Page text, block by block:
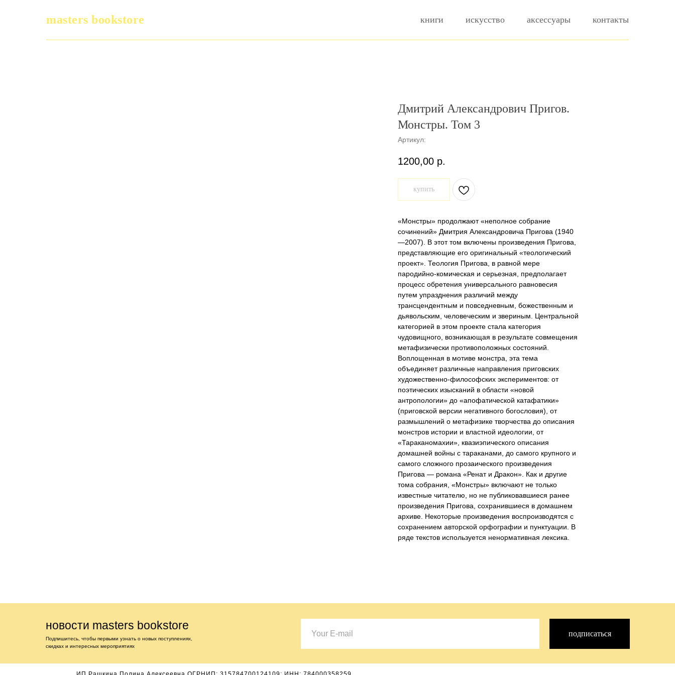
masters bookstore книги искусство аксессуары контакты
Дмитрий Александрович Пригов.
Монстры. Том 3
Артикул:
1200,00 р.
купить
«Монстры» продолжают «неполное собрание
сочинений» Дмитрия Александровича Пригова (1940
—2007). В этот том включены произведения Пригова,
представляющие его оригинальный «теологический
проект». Теология Пригова, в равной мере
пародийно-комическая и серьезная, предполагает
процесс обретения универсального равновесия
путем упразднения различий между
трансцендентным и повседневным, божественным и
дьявольским, человеческим и звериным. Центральной
категорией в этом проекте стала категория
чудовищного, возникающая в результате совмещения
метафизически противоположных состояний.
Воплощенная в мотиве монстра, эта тема
объединяет различные направления приговских
художественно-философских экспериментов: от
поэтических изысканий в области «новой
антропологии» до «апофатической катафатики»
(приговской версии негативного богословия), от
размышлений о метафизике творчества до описания
монстров истории и властной идеологии, от
«Тараканомахии», квазиэпического описания
домашней войны с тараканами, до самого крупного и
самого сложного прозаического произведения
Пригова — романа «Ренат и Дракон». Как и другие
тома собрания, «Монстры» включают не только
известные читателю, но не публиковавшиеся ранее
произведения Пригова, сохранившиеся в домашнем
архиве. Некоторые произведения воспроизводятся с
сохранением авторской орфографии и пунктуации. В
ряде текстов используется ненормативная лексика.
новости masters bookstore
Подпишитесь, чтобы первыми узнать о новых поступлениях,
скидках и интересных мероприятиях
подписаться